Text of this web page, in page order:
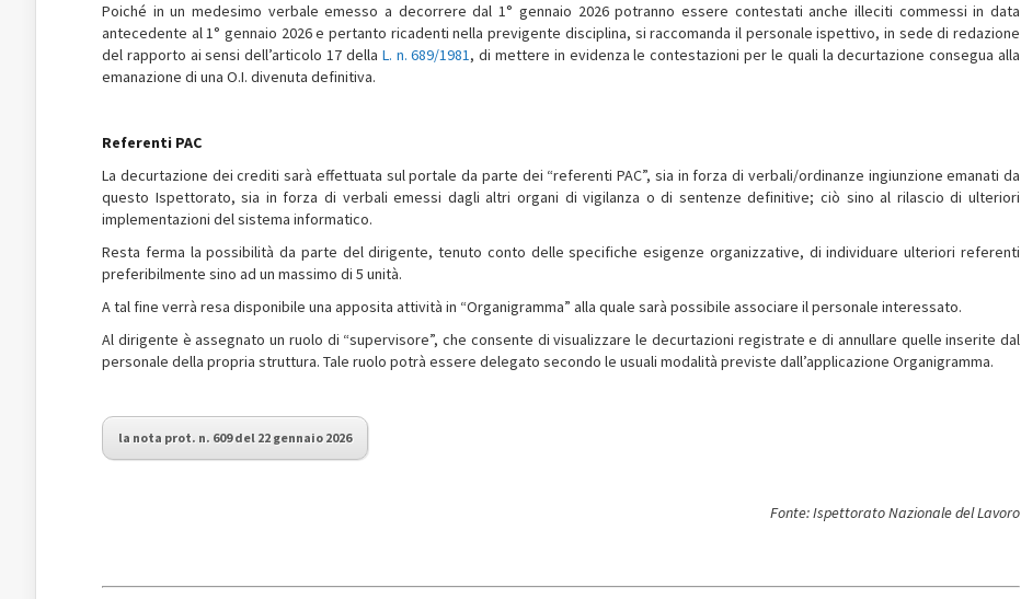
Poiché in un medesimo verbale emesso a decorrere dal 1° gennaio 2026 potranno essere contestati anche illeciti commessi in data
antecedente al 1° gennaio 2026 e pertanto ricadenti nella previgente disciplina, si raccomanda il personale ispettivo, in sede di redazione
del rapporto ai sensi dell’articolo 17 della L. n. 689/1981, di mettere in evidenza le contestazioni per le quali la decurtazione consegua alla
emanazione di una O.I. divenuta definitiva.
Referenti PAC
La decurtazione dei crediti sarà effettuata sul portale da parte dei “referenti PAC”, sia in forza di verbali/ordinanze ingiunzione emanati da
questo Ispettorato, sia in forza di verbali emessi dagli altri organi di vigilanza o di sentenze definitive; ciò sino al rilascio di ulteriori
implementazioni del sistema informatico.
Resta ferma la possibilità da parte del dirigente, tenuto conto delle specifiche esigenze organizzative, di individuare ulteriori referenti
preferibilmente sino ad un massimo di 5 unità.
A tal fine verrà resa disponibile una apposita attività in “Organigramma” alla quale sarà possibile associare il personale interessato.
Al dirigente è assegnato un ruolo di “supervisore”, che consente di visualizzare le decurtazioni registrate e di annullare quelle inserite dal
personale della propria struttura. Tale ruolo potrà essere delegato secondo le usuali modalità previste dall’applicazione Organigramma.
la nota prot. n. 609 del 22 gennaio 2026
Fonte: Ispettorato Nazionale del Lavoro